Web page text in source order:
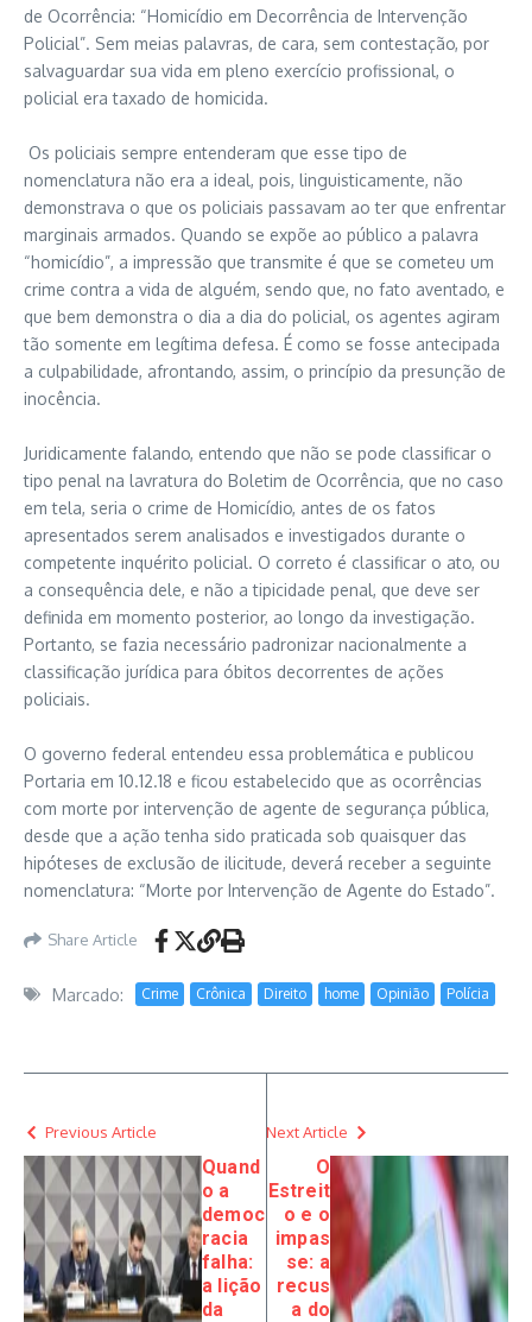
de Ocorrência: “Homicídio em Decorrência de Intervenção
Policial”. Sem meias palavras, de cara, sem contestação, por
salvaguardar sua vida em pleno exercício profissional, o
policial era taxado de homicida.
Os policiais sempre entenderam que esse tipo de
nomenclatura não era a ideal, pois, linguisticamente, não
demonstrava o que os policiais passavam ao ter que enfrentar
marginais armados. Quando se expõe ao público a palavra
“homicídio”, a impressão que transmite é que se cometeu um
crime contra a vida de alguém, sendo que, no fato aventado, e
que bem demonstra o dia a dia do policial, os agentes agiram
tão somente em legítima defesa. É como se fosse antecipada
a culpabilidade, afrontando, assim, o princípio da presunção de
inocência.
Juridicamente falando, entendo que não se pode classificar o
tipo penal na lavratura do Boletim de Ocorrência, que no caso
em tela, seria o crime de Homicídio, antes de os fatos
apresentados serem analisados e investigados durante o
competente inquérito policial. O correto é classificar o ato, ou
a consequência dele, e não a tipicidade penal, que deve ser
definida em momento posterior, ao longo da investigação.
Portanto, se fazia necessário padronizar nacionalmente a
classificação jurídica para óbitos decorrentes de ações
policiais.
O governo federal entendeu essa problemática e publicou
Portaria em 10.12.18 e ficou estabelecido que as ocorrências
com morte por intervenção de agente de segurança pública,
desde que a ação tenha sido praticada sob quaisquer das
hipóteses de exclusão de ilicitude, deverá receber a seguinte
nomenclatura: “Morte por Intervenção de Agente do Estado”.
Share Article
Marcado: Crime Crônica Direito home Opinião Polícia
Previous Article
Quand
o a
democ
racia
falha:
a lição
da
Next Article
O
Estreit
o e o
impas
se: a
recus
a do